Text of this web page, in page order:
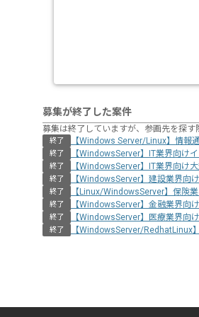
募集が終了した案件
募集は終了していますが、参画先を探
終了 【Windows Server/Linux】情報
終了 【WindowsServer】IT業界向け
終了 【WindowsServer】IT業界向け
終了 【WindowsServer】建設業界向
終了 【Linux/WindowsServer】保険
終了 【WindowsServer】金融業界向
終了 【WindowsServer】医療業界向
終了 【WindowsServer/RedhatLinux